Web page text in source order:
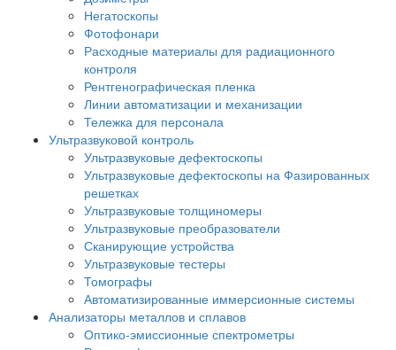
Негатоскопы
Фотофонари
Расходные материалы для радиационного
контроля
Рентгенографическая пленка
Линии автоматизации и механизации
Тележка для персонала
Ультразвуковой контроль
Ультразвуковые дефектоскопы
Ультразвуковые дефектоскопы на Фазированных
решетках
Ультразвуковые толщиномеры
Ультразвуковые преобразователи
Сканирующие устройства
Ультразвуковые тестеры
Томографы
Автоматизированные иммерсионные системы
Анализаторы металлов и сплавов
Оптико-эмиссионные спектрометры